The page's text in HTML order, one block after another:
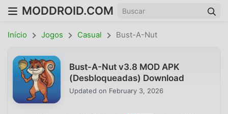
MODDROID.COM
Início Jogos Casual Bust-A-Nut
Bust-A-Nut v3.8 MOD APK
(Desbloqueadas) Download
Updated on February 3, 2026